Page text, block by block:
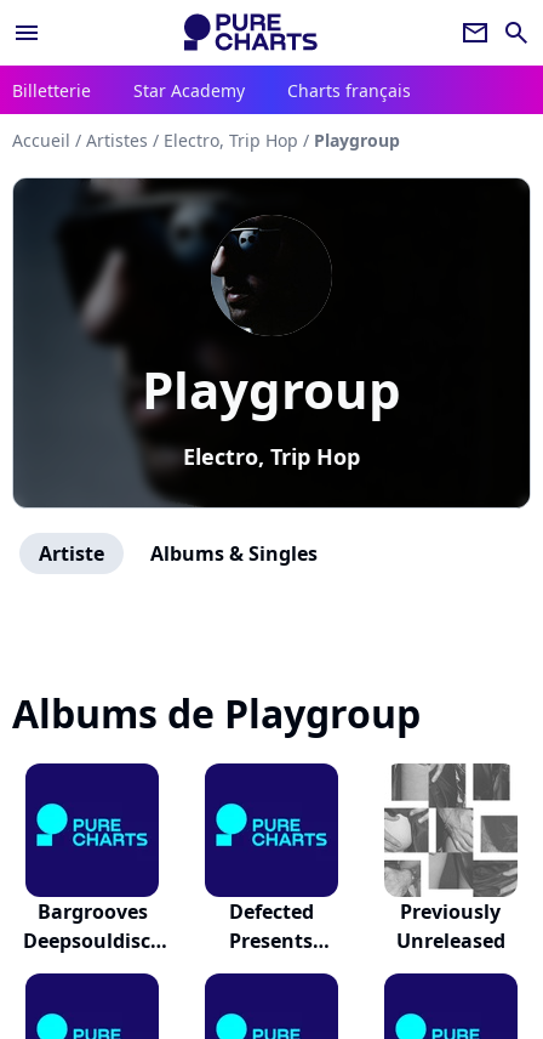
menu newsletter search
Billetterie Star Academy Charts français
Accueil / Artistes / Electro, Trip Hop / Playgroup
Playgroup
Electro, Trip Hop
Artiste Albums & Singles
Albums de Playgroup
Bargrooves
Deepsouldisco
Deluxe
Defected
Presents
Bodymusic -...
Previously
Unreleased